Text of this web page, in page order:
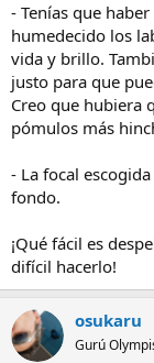
- Tenías que
humedecido los
vida y brillo.
justo para que
Creo que hubiera
pómulos más
- La focal
fondo.
¡Qué fácil es
difícil hacerlo!
osukaru
Gurú